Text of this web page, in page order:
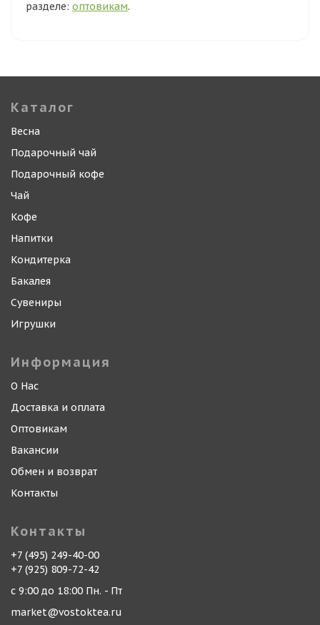
разделе: оптовикам.
Каталог
Весна
Подарочный чай
Подарочный кофе
Чай
Кофе
Напитки
Кондитерка
Бакалея
Сувениры
Игрушки
Информация
О Нас
Доставка и оплата
Оптовикам
Вакансии
Обмен и возврат
Контакты
Контакты
+7 (495) 249-40-00
+7 (925) 809-72-42
с 9:00 до 18:00 Пн. - Пт
market@vostoktea.ru